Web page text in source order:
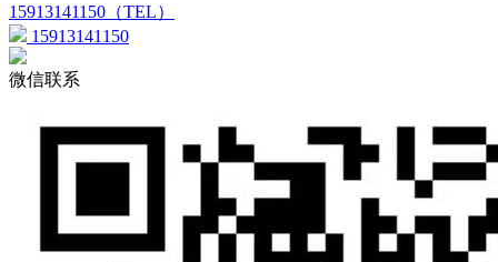
15913141150（TEL）
15913141150
微信联系